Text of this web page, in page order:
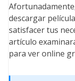
descargar
satisfacer tus
artículo
para ver online